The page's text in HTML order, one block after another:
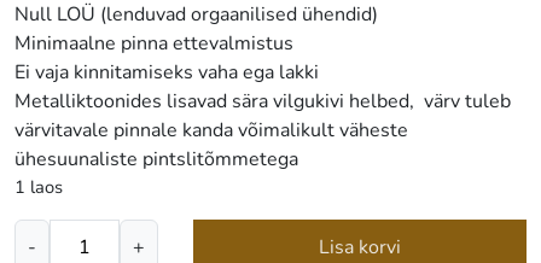
Null LOÜ (lenduvad orgaanilised ühendid)
Minimaalne pinna ettevalmistus
Ei vaja kinnitamiseks vaha ega lakki
Metalliktoonides lisavad sära vilgukivi helbed, värv tuleb
värvitavale pinnale kanda võimalikult väheste
ühesuunaliste pintslitõmmetega
1 laos
-
FUSION™
+ Lisa korvi